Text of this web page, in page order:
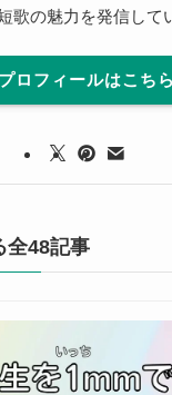
歌の魅力を発信して
プロフィールはこちら
全48記事